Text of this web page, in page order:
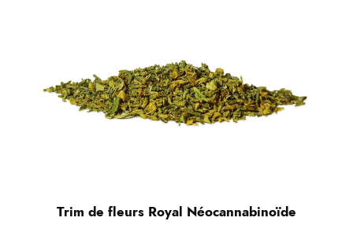
Trim de fleurs Royal Néocannabinoïde